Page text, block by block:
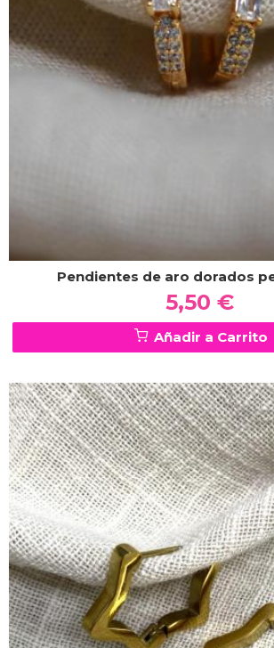
Pendientes de aro dorados
5,50 €
Añadir a Carrito